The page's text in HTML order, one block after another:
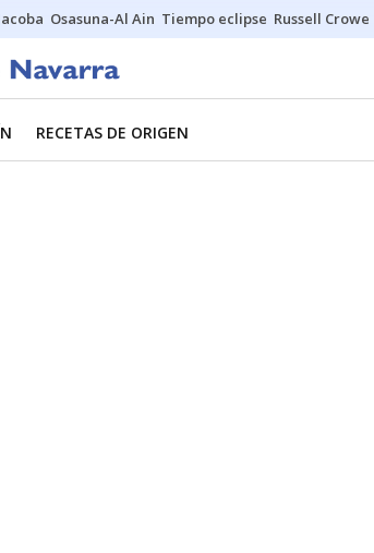
Osasuna-Al Ain Tiempo eclipse Russell Crowe
RECETAS DE ORIGEN